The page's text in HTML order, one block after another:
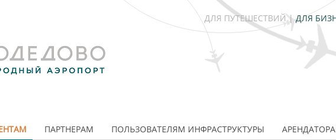
ДЛЯ ПУТЕШЕСТВИЙ | ДЛЯ
ПАРТНЕРАМ ПОЛЬЗОВАТЕЛЯМ ИНФРАСТРУКТУРЫ